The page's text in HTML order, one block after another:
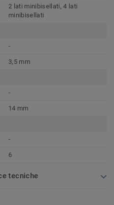
2 lati minibisellati, 4 lati
minibisellati
-
3,5 mm
-
14 mm
-
6
tecniche